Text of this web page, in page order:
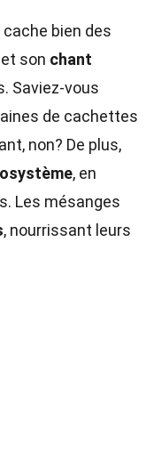
bien des
et son chant
Saviez-vous
de cachettes
non? De plus,
, en
Les mésanges
, nourrissant leurs